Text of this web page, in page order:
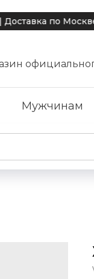
по Москве и
Мужчинам